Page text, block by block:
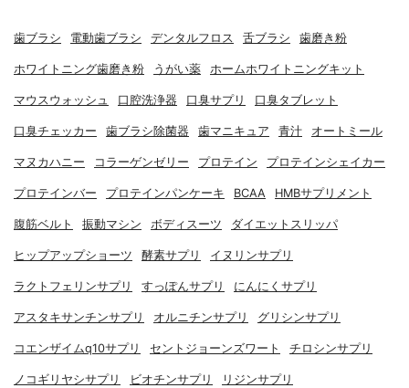
歯ブラシ 電動歯ブラシ デンタルフロス 舌ブラシ 歯磨き粉
ホワイトニング歯磨き粉 うがい薬 ホームホワイトニングキット
マウスウォッシュ 口腔洗浄器 口臭サプリ 口臭タブレット
口臭チェッカー 歯ブラシ除菌器 歯マニキュア 青汁 オートミール
マヌカハニー コラーゲンゼリー プロテイン プロテインシェイカー
プロテインバー プロテインパンケーキ BCAA HMBサプリメント
腹筋ベルト 振動マシン ボディスーツ ダイエットスリッパ
ヒップアップショーツ 酵素サプリ イヌリンサプリ
ラクトフェリンサプリ すっぽんサプリ にんにくサプリ
アスタキサンチンサプリ オルニチンサプリ グリシンサプリ
コエンザイムq10サプリ セントジョーンズワート チロシンサプリ
ノコギリヤシサプリ ビオチンサプリ リジンサプリ